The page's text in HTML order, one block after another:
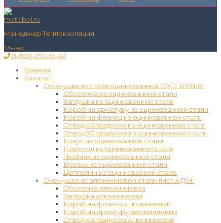
Менеджер Теплоизоляция
Меню
8-800-250-64-42
Главная
Каталог
Окожушка из стали оцинкованной ГОСТ 14918-8
Оболочка из оцинкованной стали
Заглушка из оцинкованной стали
Короб на арматуру из оцинкованной стали
Короб на фланец из оцинкованной стали
Отвод 45 градусов из оцинкованной стали
Отвод 90 градусов из оцинкованной стали
Конус из оцинкованной стали
Переход из оцинкованной стали
Тройник из оцинкованной стали
Врезка из оцинкованной стали
Цеппелин из оцинкованной стали
Окожушка из алюминиевой стали лист АД1Н
Оболочка алюминиевая
Заглушка алюминиевая
Короб на фланец алюминиевый
Короб на арматуру алюминиевый
Отвод 45 градусов алюминиевый